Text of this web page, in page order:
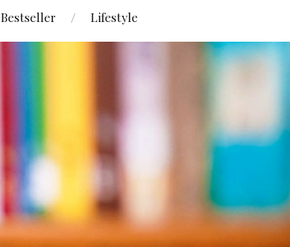
Bestseller Lifestyle